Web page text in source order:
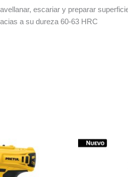
escariar y preparar
a su dureza 60-63 HRC